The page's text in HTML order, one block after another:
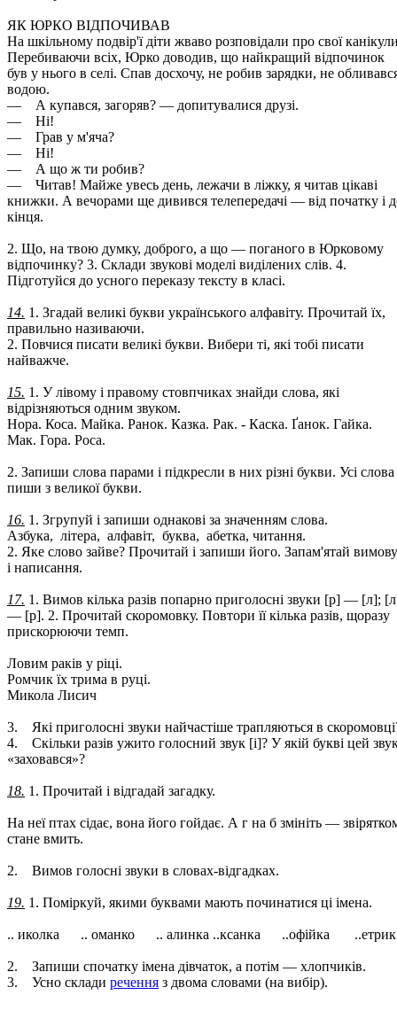
ЯК ЮРКО ВІДПОЧИВАВ
На шкільному подвір'ї діти жваво розповідали про свої
Перебиваючи всіх, Юрко доводив, що найкращий відпочинок
був у нього в селі. Спав досхочу, не робив зарядки, не
водою.
— А купався, загоряв? — допитувалися друзі.
— Ні!
— Грав у м'яча?
— Ні!
— А що ж ти робив?
— Читав! Майже увесь день, лежачи в ліжку, я читав цікаві
книжки. А вечорами ще дивився телепередачі — від початку і
кінця.
2. Що, на твою думку, доброго, а що — поганого в Юрковому
відпочинку? 3. Склади звукові моделі виділених слів. 4.
Підготуйся до усного переказу тексту в класі.
14. 1. Згадай великі букви українського алфавіту. Прочитай їх,
правильно називаючи.
2. Повчися писати великі букви. Вибери ті, які тобі писати
найважче.
15. 1. У лівому і правому стовпчиках знайди слова, які
відрізняються одним звуком.
Нора. Коса. Майка. Ранок. Казка. Рак. - Каска. Ґанок. Гайка.
Мак. Гора. Роса.
2. Запиши слова парами і підкресли в них різні букви. Усі слова
пиши з великої букви.
16. 1. Згрупуй і запиши однакові за значенням слова.
Азбука, літера, алфавіт, буква, абетка, читання.
2. Яке слово зайве? Прочитай і запиши його. Запам'ятай вимову
і написання.
17. 1. Вимов кілька разів попарно приголосні звуки [р] — [л];
— [р]. 2. Прочитай скоромовку. Повтори її кілька разів, щоразу
прискорюючи темп.
Ловим раків у ріці.
Ромчик їх трима в руці.
Микола Лисич
3. Які приголосні звуки найчастіше трапляються в
4. Скільки разів ужито голосний звук [і]? У якій букві цей
«заховався»?
18. 1. Прочитай і відгадай загадку.
На неї птах сідає, вона його гойдає. А г на б змініть —
стане вмить.
2. Вимов голосні звуки в словах-відгадках.
19. 1. Поміркуй, якими буквами мають починатися ці імена.
.. иколка .. оманко .. алинка ..ксанка ..офійка ..етрик
2. Запиши спочатку імена дівчаток, а потім — хлопчиків.
3. Усно склади речення з двома словами (на вибір).